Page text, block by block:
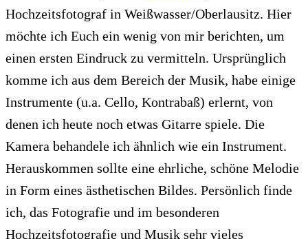
Hochzeitsfotograf in Weißwasser/Oberlausitz. Hier
möchte ich Euch ein wenig von mir berichten, um
einen ersten Eindruck zu vermitteln. Ursprünglich
komme ich aus dem Bereich der Musik, habe einige
Instrumente (u.a. Cello, Kontrabaß) erlernt, von
denen ich heute noch etwas Gitarre spiele. Die
Kamera behandele ich ähnlich wie ein Instrument.
Herauskommen sollte eine ehrliche, schöne Melodie
in Form eines ästhetischen Bildes. Persönlich finde
ich, das Fotografie und im besonderen
Hochzeitsfotografie und Musik sehr vieles